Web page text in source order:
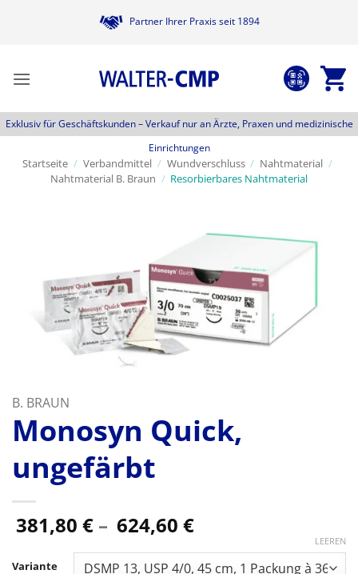
Partner Ihrer Praxis seit 1894
Exklusiv für Geschäftskunden –Verkauf nur an Ärzte, Praxen und medizinische
Einrichtungen
Startseite / Verbandmittel / Wundverschluss / Nahtmaterial /
Nahtmaterial B. Braun / Resorbierbares Nahtmaterial
B. BRAUN
Monosyn Quick,
ungefärbt
381,80 € – 624,60 €Preisspanne:
bis
Variante
LEEREN